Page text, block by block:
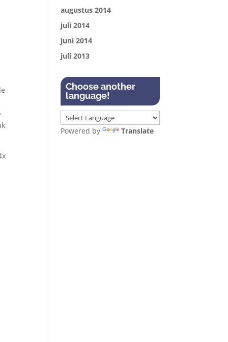
augustus 2014
juli 2014
juni 2014
juli 2013
Choose another
language!
Powered by Translate